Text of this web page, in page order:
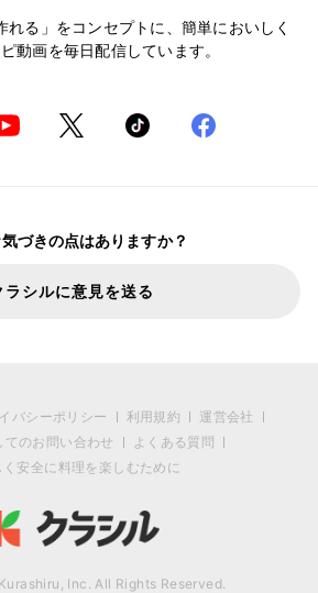
れる」をコンセプトに、簡単においしく
動画を毎日配信しています。
づきの点はありますか？
ラシルに意見を送る
バシーポリシー 利用規約
運営会社
てのお問い合わせ
よくある質問
く安全に料理を楽しむために
Inc. All Rights Reserved.